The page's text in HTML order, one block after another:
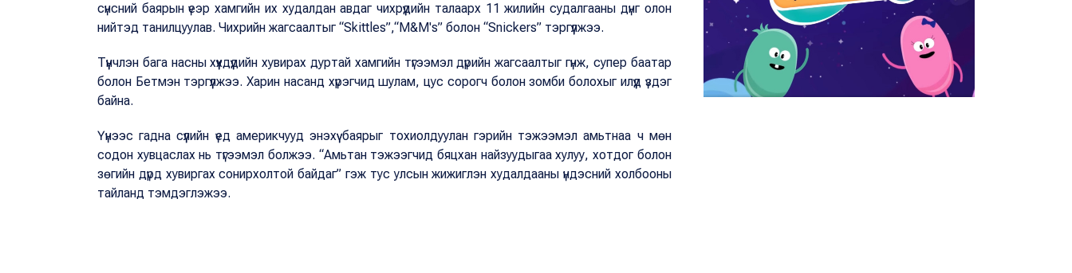
cүнсний баярын үеэр хамгийн их худалдан авдаг чихрүүдийн талаарх 11 жилийн судалгааны дүнг олон
нийтэд танилцуулав. Чихрийн жагсаалтыг “Skittles”,“M&M's” болон “Snickers” тэргүүлжээ.
Түүнчлэн бага насны хүүхдүүдийн хувирах дуртай хамгийн түгээмэл дүрийн жагсаалтыг гүнж, супер баатар
болон Бетмэн тэргүүлжээ. Харин насанд хүрэгчид шулам, цус сорогч болон зомби болохыг илүүд үздэг
байна.
Үүнээс гадна сүүлийн үед америкчууд энэхүү баярыг тохиолдуулан гэрийн тэжээмэл амьтнаа ч мөн
содон хувцаслах нь түгээмэл болжээ. “Амьтан тэжээгчид бяцхан найзуудыгаа хулуу, хотдог болон
зөгийн дүрд хувиргах сонирхолтой байдаг” гэж тус улсын жижиглэн худалдааны үндэсний холбооны
тайланд тэмдэглэжээ.